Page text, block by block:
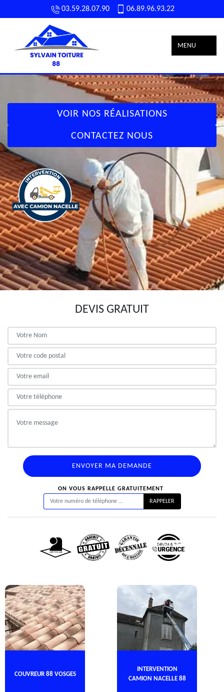
03.59.28.07.90 06.89.96.93.22
MENU
VOIR NOS RÉALISATIONS
CONTACTEZ NOUS
DEVIS GRATUIT
ON VOUS RAPPELLE GRATUITEMENT
COUVREUR 88 VOSGES
INTERVENTION
CAMION NACELLE 88